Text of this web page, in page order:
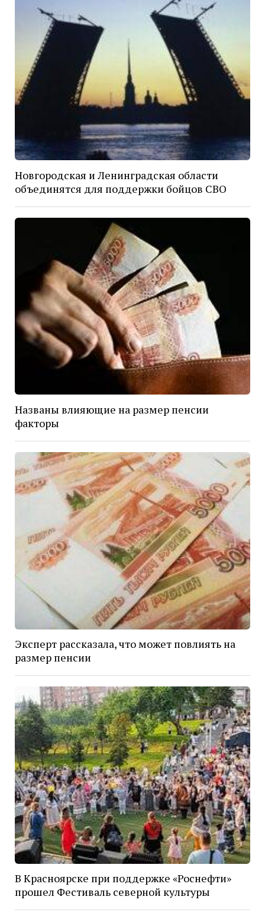
Новгородская и Ленинградская области
объединятся для поддержки бойцов СВО
Названы влияющие на размер пенсии
факторы
Эксперт рассказала, что может повлиять на
размер пенсии
В Красноярске при поддержке «Роснефти»
прошел Фестиваль северной культуры